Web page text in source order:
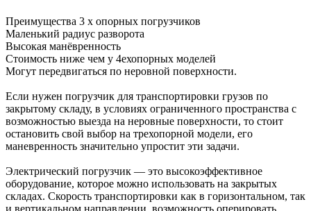
Преимущества 3 х опорных погрузчиков
Маленький радиус разворота
Высокая манёвренность
Стоимость ниже чем у 4ехопорных моделей
Могут передвигаться по неровной поверхности.
Если нужен погрузчик для транспортировки грузов по
закрытому складу, в условиях ограниченного пространства с
возможностью выезда на неровные поверхности, то стоит
остановить свой выбор на трехопорной модели, его
маневренность значительно упростит эти задачи.
Электрический погрузчик — это высокоэффективное
оборудование, которое можно использовать на закрытых
складах. Скорость транспортировки как в горизонтальном, так
и вертикальном направлении, возможность оперировать